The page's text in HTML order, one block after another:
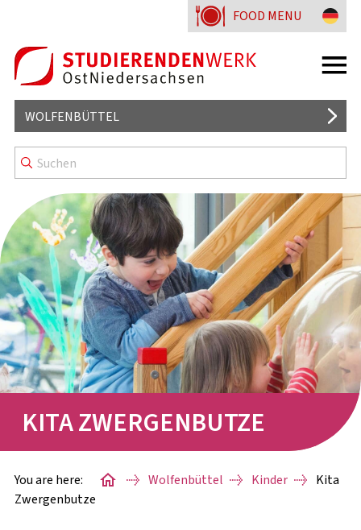
WOLFENBÜTTEL
MENSA
CAFETERIA
WISSENSWERTES
KENNZEICHNUNG & MENÜLINIEN
CASINO
GERHILD-JAHN-HAUS
INTERNATIONALES GÄSTEHAUS
SALZDAHLUMER STRASSE
FOOD MENU
KITA ZWERGENBUTZE
You are here: Wolfenbüttel Kinder
Kita
Zwergenbutze